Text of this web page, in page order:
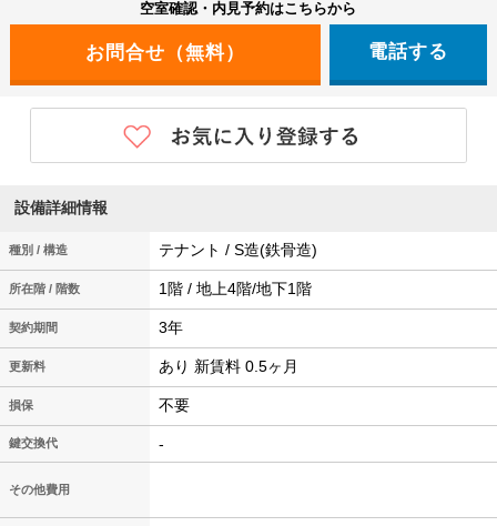
空室確認・内見予約はこちらから
電話する
設備詳細情報
種別 / 構造 テナント / S造(鉄骨造)
所在階 / 階数 1階 / 地上4階/地下1階
契約期間 3年
更新料 あり 新賃料 0.5ヶ月
損保 不要
鍵交換代 -
その他費用